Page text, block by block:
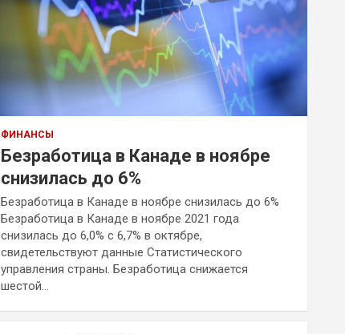
ФИНАНСЫ
Безработица в Канаде в ноябре
снизилась до 6%
Безработица в Канаде в ноябре снизилась до 6%
Безработица в Канаде в ноябре 2021 года
снизилась до 6,0% с 6,7% в октябре,
свидетельствуют данные Статистического
управления страны. Безработица снижается
шестой…